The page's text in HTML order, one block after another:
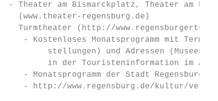
- Theater am Bismarckplatz, Theater am
  (www.theater-regensburg.de)
Turmtheater (http://
- Kostenloses Monatsprogramm mit
stellungen) und Adressen (Museen,
in der Touristeninformation im
- Monatsprogramm der Stadt Regensburg
- http://www.regensburg.de/kultur/